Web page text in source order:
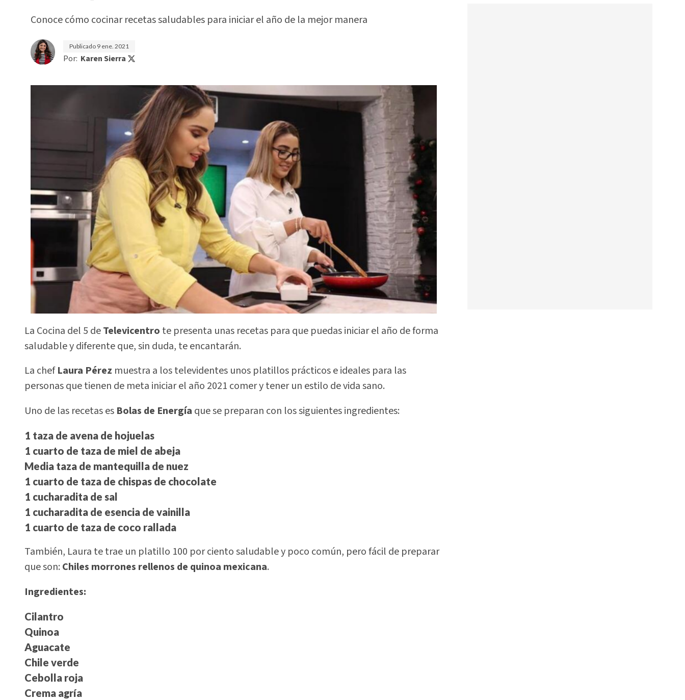
Conoce cómo cocinar recetas saludables para iniciar el año de la mejor manera
Publicado 9 ene. 2021
Por: Karen Sierra
La Cocina del 5 deTelevicentro te presenta unas recetas para que puedas iniciar el año de forma
saludable y diferente que, sin duda, te encantarán.
La chefLaura Pérez muestra a los televidentes unos platillos prácticos e ideales para las
personas que tienen de meta iniciar el año 2021 comer y tener un estilo de vida sano.
Uno de las recetas es Bolas de Energía que se preparan con los siguientes ingredientes:
1 taza de avena de hojuelas
1 cuarto de taza de miel de abeja
Media taza de mantequilla de nuez
1 cuarto de taza de chispas de chocolate
1 cucharadita de sal
1 cucharadita de esencia de vainilla
1 cuarto de taza de coco rallada
También, Laura te trae un platillo 100 por ciento saludable y poco común, pero fácil de preparar
que son: Chiles morrones rellenos de quinoa mexicana.
Ingredientes:
Cilantro
Quinoa
Aguacate
Chile verde
Cebolla roja
Crema agría